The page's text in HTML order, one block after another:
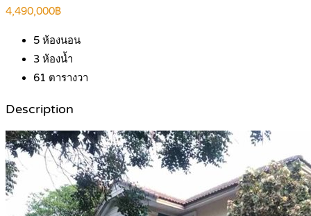
4,490,000฿
5 ห้องนอน
3 ห้องน้ำ
61 ตารางวา
Description